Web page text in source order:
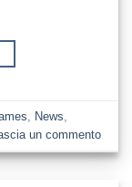
News
un commento